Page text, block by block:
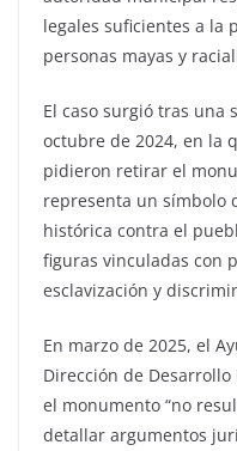
legales suficientes a la
personas mayas y
El caso surgió tras una
octubre de 2024, en la
pidieron retirar el
representa un símbolo
histórica contra el
figuras vinculadas con
esclavización y
En marzo de 2025, el
Dirección de
el monumento “no
detallar argumentos